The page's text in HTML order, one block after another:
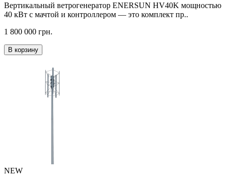
Вертикальный ветрогенератор ENERSUN HV40K мощностью
40 кВт с мачтой и контроллером — это комплект пр..
1 800 000 грн.
В корзину
NEW